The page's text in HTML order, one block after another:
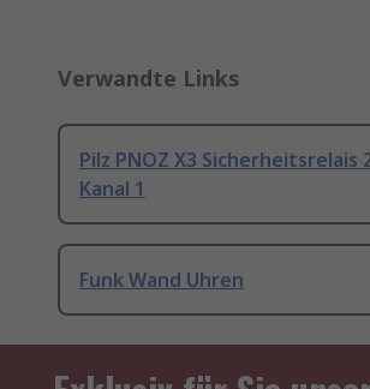
Verwandte Links
Pilz PNOZ X3 Sicherheitsrelais
Kanal 1
Funk Wand Uhren